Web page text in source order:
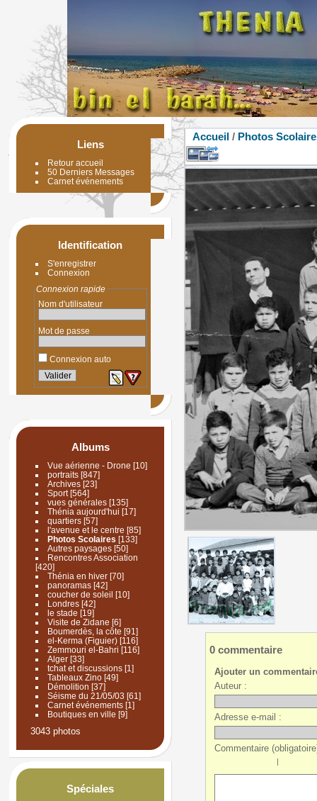
Liens
Retour accueil
50 Derniers Messages
Carnet événements
Identification
S'enregistrer
Connexion
Connexion rapide
Nom d'utilisateur
Mot de passe
Connexion auto
Albums
Vue aérienne - Drone [10]
portraits[847]
Archives [23]
Sport[564]
vues générales[135]
Thénia aujourd'hui [17]
quartiers[57]
l'avenue et le centre [85]
Photos Scolaires [133]
Autres paysages[50]
Rencontres Association
[420]
Thénia en hiver[70]
panoramas[42]
coucher de soleil [10]
Londres[42]
le stade [19]
Visite de Zidane [6]
Boumerdès, la côte [91]
el-Kerma (Figuier)[116]
Zemmouri el-Bahri [116]
Alger[33]
tchat et discussions[1]
Tableaux Zino[49]
Démolition [37]
Séisme du 21/05/03 [61]
Carnet événements[1]
Boutiques en ville [9]
3043 photos
Spéciales
Accueil / Photos
0 commentaire
Ajouter un
Auteur :
Adresse e-mail :
Commentaire
|